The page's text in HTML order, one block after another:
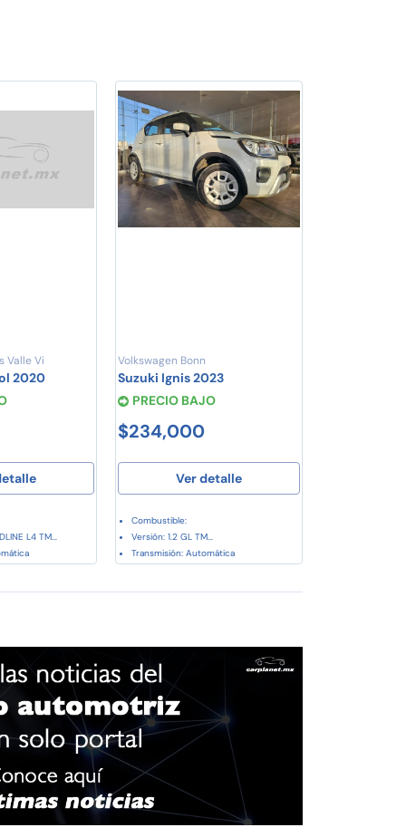
Valle Vi
2020
L4 TM...
Volkswagen Bonn
Suzuki Ignis 2023
PRECIO BAJO
$234,000
Ver detalle
Combustible:
Versión: 1.2 GL TM...
Transmisión: Automática